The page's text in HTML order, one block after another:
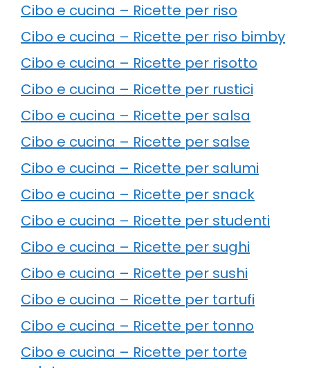
Cibo e cucina – Ricette per riso
Cibo e cucina – Ricette per riso bimby
Cibo e cucina – Ricette per risotto
Cibo e cucina – Ricette per rustici
Cibo e cucina – Ricette per salsa
Cibo e cucina – Ricette per salse
Cibo e cucina – Ricette per salumi
Cibo e cucina – Ricette per snack
Cibo e cucina – Ricette per studenti
Cibo e cucina – Ricette per sughi
Cibo e cucina – Ricette per sushi
Cibo e cucina – Ricette per tartufi
Cibo e cucina – Ricette per tonno
Cibo e cucina – Ricette per torte